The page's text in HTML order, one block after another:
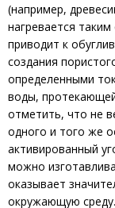
(например,
нагревается
приводит к
создания
определенными
воды,
отметить, что не
одного и того же
активированный
можно
оказывает
окружающую среду.